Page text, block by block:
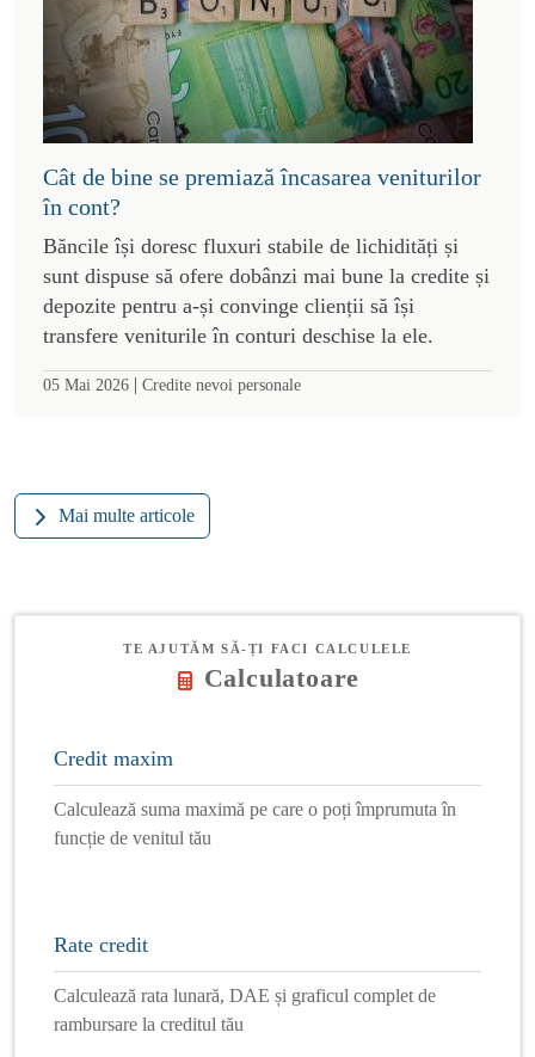
Cât de bine se premiază încasarea veniturilor
în cont?
Băncile își doresc fluxuri stabile de lichidități și
sunt dispuse să ofere dobânzi mai bune la credite și
depozite pentru a-și convinge clienții să își
transfere veniturile în conturi deschise la ele.
05 Mai 2026 | Credite nevoi personale
Mai multe articole
TE AJUTĂM SĂ-ȚI FACI CALCULELE
Calculatoare
Credit maxim
Calculează suma maximă pe care o poți împrumuta în
funcție de venitul tău
Rate credit
Calculează rata lunară, DAE și graficul complet de
rambursare la creditul tău